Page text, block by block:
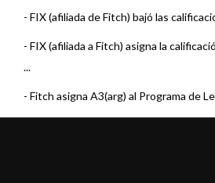
- FIX (afiliada de Fitch) bajó las
- FIX (afiliada a Fitch) asigna la
...
- Fitch asigna A3(arg) al Programa de
de la P ...